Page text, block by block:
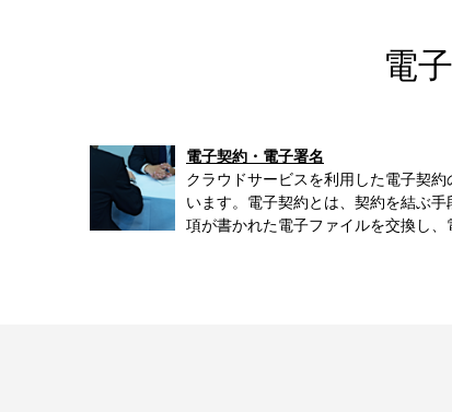
電
電子契約・電子署名
クラウドサービスを利用した電子契
います。電子契約とは、契約を結ぶ
項が書かれた電子ファイルを交換し、